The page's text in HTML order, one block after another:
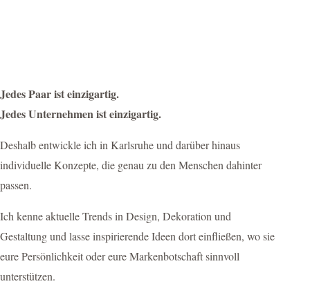
Jedes Paar ist einzigartig.
Jedes Unternehmen ist einzigartig.
Deshalb entwickle ich in Karlsruhe und darüber hinaus
individuelle Konzepte, die genau zu den Menschen dahinter
passen.
Ich kenne aktuelle Trends in Design, Dekoration und
Gestaltung und lasse inspirierende Ideen dort einfließen, wo sie
eure Persönlichkeit oder eure Markenbotschaft sinnvoll
unterstützen.